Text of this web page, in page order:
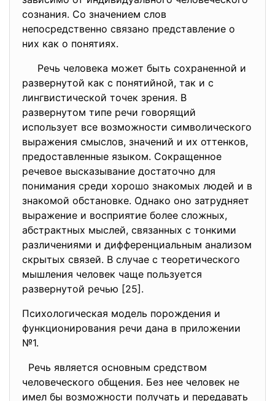
сознания. Со значением слов
непосредственно связано представление о
них как о понятиях.
Речь человека может быть сохраненной и
развернутой как с понятийной, так и с
лингвистической точек зрения. В
развернутом типе речи говорящий
использует все возможности символического
выражения смыслов, значений и их оттенков,
предоставленные языком. Сокращенное
речевое высказывание достаточно для
понимания среди хорошо знакомых людей и в
знакомой обстановке. Однако оно затрудняет
выражение и восприятие более сложных,
абстрактных мыслей, связанных с тонкими
различениями и дифференциальным анализом
скрытых связей. В случае с теоретического
мышления человек чаще пользуется
развернутой речью [25].
Психологическая модель порождения и
функционирования речи дана в приложении
№1.
Речь является основным средством
человеческого общения. Без нее человек не
имел бы возможности получать и передавать